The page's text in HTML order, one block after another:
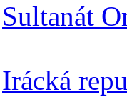
Sultanát
Irácká